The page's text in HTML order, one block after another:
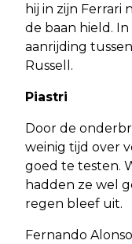
hij in zijn Ferrari
de baan hield.
aanrijding
Russell.
Piastri
Door de
weinig tijd over
goed te testen.
hadden ze wel
regen bleef uit.
Fernando